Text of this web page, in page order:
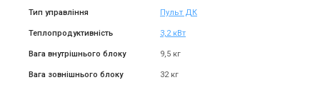
Тип управління Пульт ДК
Теплопродуктивність 3,2 кВт
Вага внутрішнього блоку 9,5 кг
Вага зовнішнього блоку 32 кг